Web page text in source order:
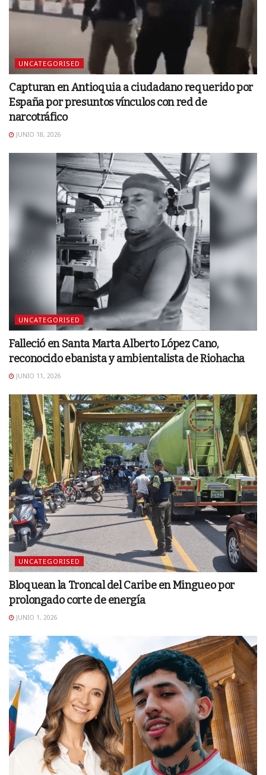
UNCATEGORISED
Capturan en Antioquia a ciudadano requerido por
España por presuntos vínculos con red de
narcotráfico
JUNIO 18, 2026
UNCATEGORISED
Falleció en Santa Marta Alberto López Cano,
reconocido ebanista y ambientalista de Riohacha
JUNIO 11, 2026
UNCATEGORISED
Bloquean la Troncal del Caribe en Mingueo por
prolongado corte de energía
JUNIO 1, 2026